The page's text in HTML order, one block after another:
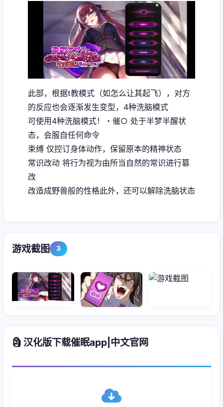
此部，根据t教模式（如怎么让其起飞），对方
的反应也会逐渐发生变型，4种洗脑模式
可使用4种洗脑模式！・催○ 处于半梦半醒状
态，会服自任何命令
束缚 仅控订身体动作，保留原本的精神状态
常识改动 将行为视为由所当自然的常识进行篡
改
改造成野兽般的性格此外，还可以解除洗脑状态
游戏截图 3
🗿 汉化版下载催眠app|中文官网